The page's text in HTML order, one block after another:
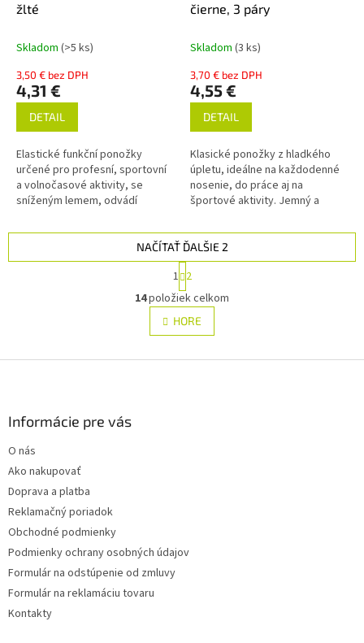
žlté
Skladom (>5 ks)
3,50 € bez DPH
4,31 €
DETAIL
Elastické funkční ponožky
určené pro profesní, sportovní
a volnočasové aktivity, se
sníženým lemem, odvádí
pocit chladu. Chodidlo ponožek
čierne, 3 páry
Skladom (3 ks)
3,70 € bez DPH
4,55 €
DETAIL
Klasické ponožky z hladkého
úpletu, ideálne na každodenné
nosenie, do práce aj na
športové aktivity. Jemný a
maximálne pohodlie počas
celého dňa. Vysoký...
O
v
l
á
i
NAČÍTAŤ ĎALŠIE 2
t
r
á
n
k
v
1 2
14položiek celkom
HORE
Informácie pre vás
O nás
Ako nakupovať
Doprava a platba
Reklamačný poriadok
Obchodné podmienky
Podmienky ochrany osobných údajov
Formulár na odstúpenie od zmluvy
Formulár na reklamáciu tovaru
Kontakty